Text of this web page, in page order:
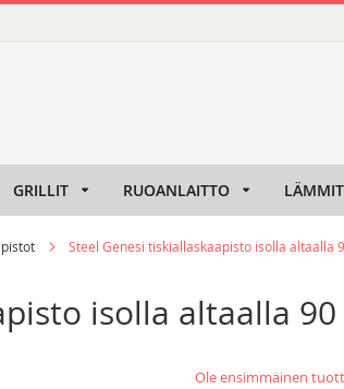
GRILLIT RUOANLAITTO
Steel Genesi tiskiallaskaapisto isolla altaalla
isolla altaalla
Ole ensimmäinen